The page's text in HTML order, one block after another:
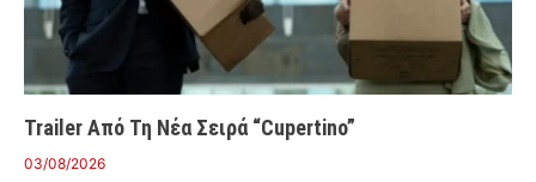
Trailer Από Τη Νέα Σειρά “Cupertino”
03/08/2026